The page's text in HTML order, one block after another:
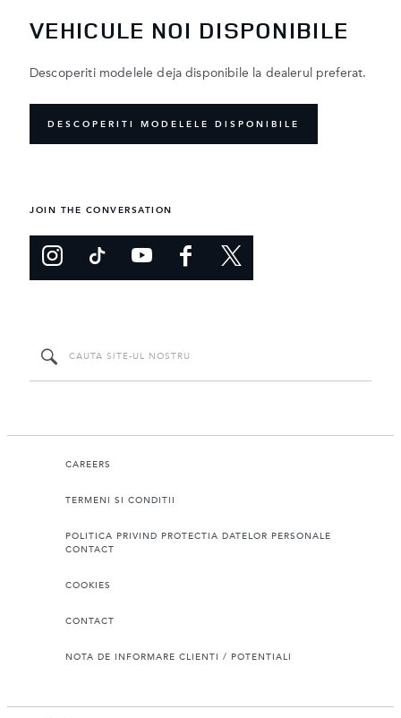
VEHICULE NOI DISPONIBILE
Descoperiti modelele deja disponibile la dealerul preferat.
DESCOPERITI MODELELE DISPONIBILE
JOIN THE CONVERSATION
CAREERS
TERMENI SI CONDITII
POLITICA PRIVIND PROTECTIA DATELOR PERSONALE
CONTACT
COOKIES
CONTACT
NOTA DE INFORMARE CLIENTI / POTENTIALI